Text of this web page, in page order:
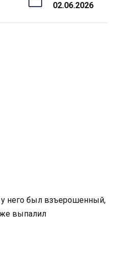
02.06.2026
у него был взъерошенный,
выпалил